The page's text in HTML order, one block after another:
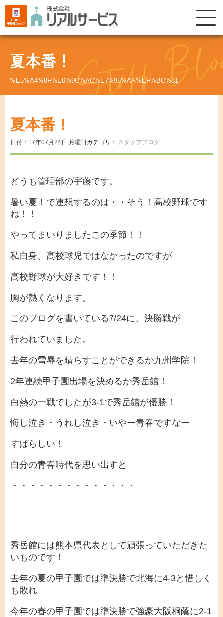
夏本番！
%E5%A4%8F%E6%9C%AC%E7%95%AA%EF%BC%81
夏本番！
日付：17年07月24日 月曜日 カテゴリ： スタッフブログ
どうも管理部の宇藤です。
暑い夏！で連想するのは・・そう！高校野球です
ね！！
やってまいりましたこの季節！！
私自身、高校球児ではなかったのですが
高校野球が大好きです！！
胸が熱くなります。
このブログを書いている7/24に、決勝戦が
行われていました。
去年の雪辱を晴らすことができるか九州学院！
2年連続甲子園出場を決めるか秀岳館！
白熱の一戦でしたが3-1で秀岳館が優勝！
悔し泣き・うれし泣き・いやー青春ですなー
すばらしい！
自分の青春時代を思い出すと
・・・・・・・・・・・・・・
秀岳館には熊本県代表として頑張っていただきた
いものです！
去年の夏の甲子園では準決勝で北海に4-3と惜しく
も敗れ
今年の春の甲子園では準決勝で強豪大阪桐蔭に2-1